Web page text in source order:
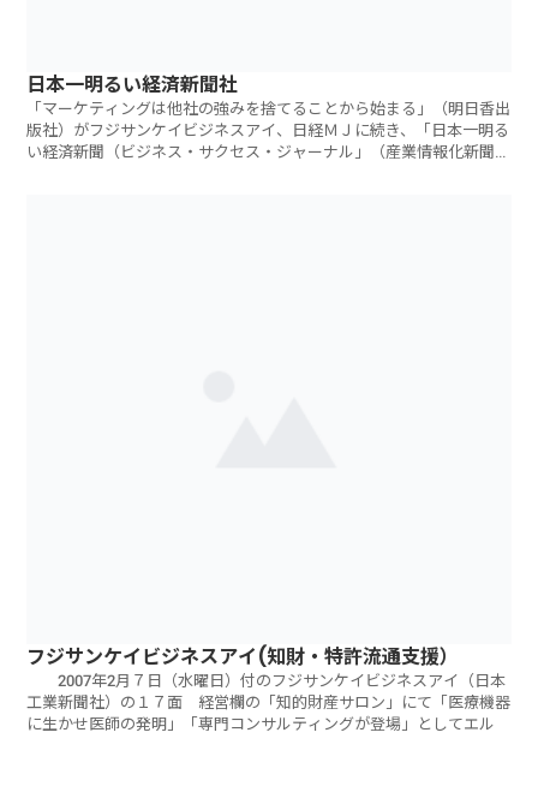
日本一明るい経済新聞社
「マーケティングは他社の強みを捨てることから始まる」（明日香出
版社）がフジサンケイビジネスアイ、日経ＭＪに続き、「日本一明る
い経済新聞（ビジネス・サクセス・ジャーナル」（産業情報化新聞
フジサンケイビジネスアイ(知財・特許流通支援）
2007年2月７日（水曜日）付のフジサンケイビジネスアイ（日本
工業新聞社）の１７面 経営欄の「知的財産サロン」にて「医療機器
に生かせ医師の発明」「専門コンサルティングが登場」としてエル